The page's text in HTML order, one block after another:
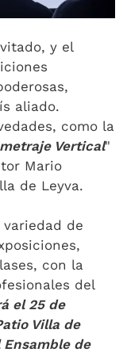
y el
aliado.
como la
Vertical"
Mario
de Leyva.
de
con la
del
el 25 de
Villa de
de